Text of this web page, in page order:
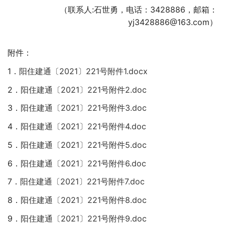
（联系人:石世勇，电话：3428886，邮箱：
yj3428886@163.com）
附件：
1． 阳住建通〔2021〕221号附件1.docx
2． 阳住建通〔2021〕221号附件2.doc
3． 阳住建通〔2021〕221号附件3.doc
4． 阳住建通〔2021〕221号附件4.doc
5． 阳住建通〔2021〕221号附件5.doc
6． 阳住建通〔2021〕221号附件6.doc
7． 阳住建通〔2021〕221号附件7.doc
8． 阳住建通〔2021〕221号附件8.doc
9． 阳住建通〔2021〕221号附件9.doc